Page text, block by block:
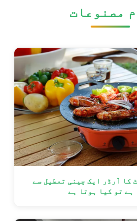
مصنوعات
یونٹ کا آرڈر ایک چینی تعطیل سے
ہے تو کیا ہوتا ہے